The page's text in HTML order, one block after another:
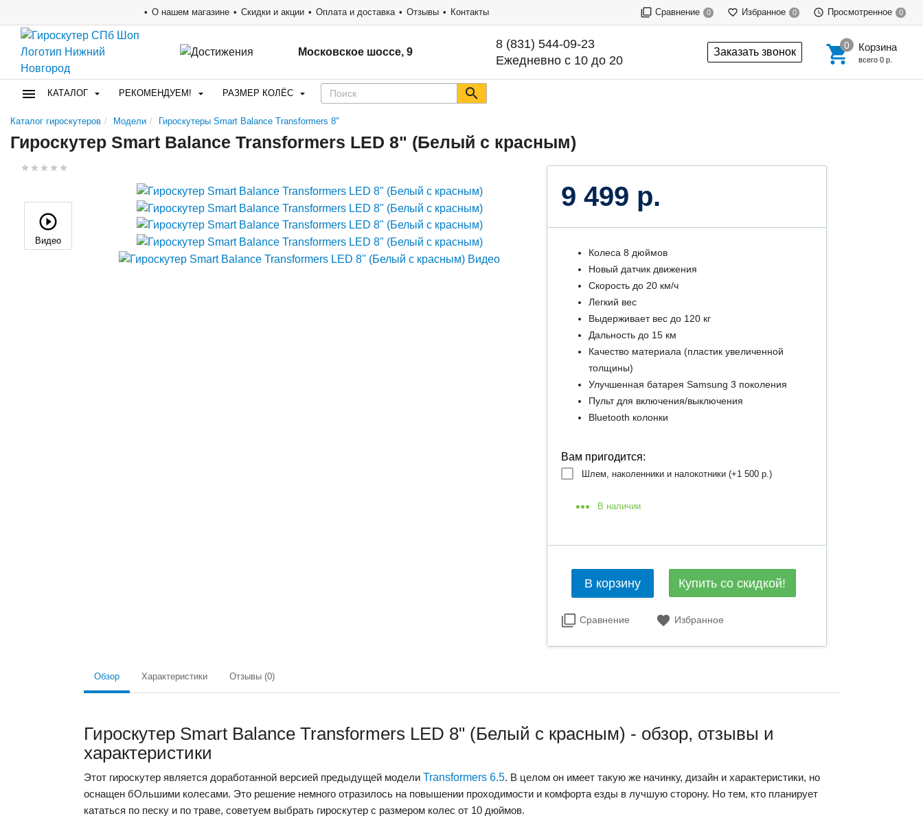
О нашем магазине Скидки и акции Оплата и доставка Отзывы Контакты Сравнение 0 Избранное 0 Просмотренное 0
Московское шоссе, 9
8 (831) 544-09-23
Ежедневно с 10 до 20
Заказать звонок Корзина
всего 0 р.
КАТАЛОГ РЕКОМЕНДУЕМ! РАЗМЕР КОЛЁС
Каталог гироскутеров Модели Гироскутеры Smart Balance Transformers 8"
Гироскутер Smart Balance Transformers LED 8" (Белый с красным)
Видео
9 499 р.
Колеса 8 дюймов
Новый датчик движения
Скорость до 20 км/ч
Легкий вес
Выдерживает вес до 120 кг
Дальность до 15 км
Качество материала (пластик увеличенной
толщины)
Улучшенная батарея Samsung 3 поколения
Пульт для включения/выключения
Bluetooth колонки
Вам пригодится:
Шлем, наколенники и налокотники (+1 500 р.)
В наличии
В корзину Купить со скидкой!
Сравнение Избранное
Обзор Характеристики Отзывы (0)
Гироскутер Smart Balance Transformers LED 8" (Белый с красным) - обзор, отзывы и
характеристики
Этот гироскутер является доработанной версией предыдущей модели Transformers 6.5. В целом он имеет такую же начинку, дизайн и характеристики, но
оснащен бОльшими колесами. Это решение немного отразилось на повышении проходимости и комфорта езды в лучшую сторону. Но тем, кто планирует
кататься по песку и по траве, советуем выбрать гироскутер с размером колес от 10 дюймов.